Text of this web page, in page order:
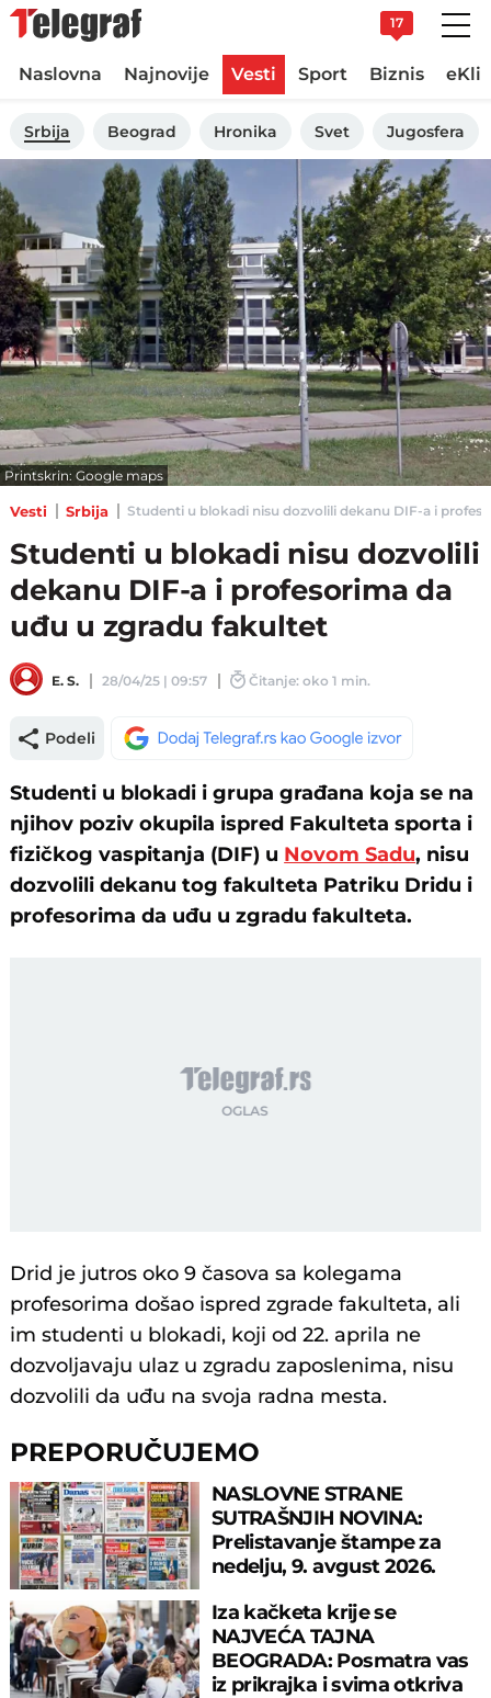
17
Naslovna Najnovije Vesti Sport Biznis
Srbija Beograd Hronika Svet Jugosfera
Printskrin: Google maps
Vesti Srbija Studenti u blokadi nisu dozvolili dekanu DIF-a i
Studenti u blokadi nisu dozvolili
dekanu DIF-a i profesorima da
uđu u zgradu fakultet
E. S. 28/04/25 | 09:57 Čitanje: oko 1 min.
Podeli
Studenti u blokadi i grupa građana koja se na
njihov poziv okupila ispred Fakulteta sporta i
fizičkog vaspitanja (DIF) u Novom Sadu, nisu
dozvolili dekanu tog fakulteta Patriku Dridu i
profesorima da uđu u zgradu fakulteta.
Drid je jutros oko 9 časova sa kolegama
profesorima došao ispred zgrade fakulteta, ali
im studenti u blokadi, koji od 22. aprila ne
dozvoljavaju ulaz u zgradu zaposlenima, nisu
dozvolili da uđu na svoja radna mesta.
PREPORUČUJEMO
NASLOVNE STRANE
SUTRAŠNJIH NOVINA:
Prelistavanje štampe za
nedelju, 9. avgust 2026.
Iza kačketa krije se
NAJVEĆA TAJNA
BEOGRADA: Posmatra vas
iz prikrajka i svima otkriva